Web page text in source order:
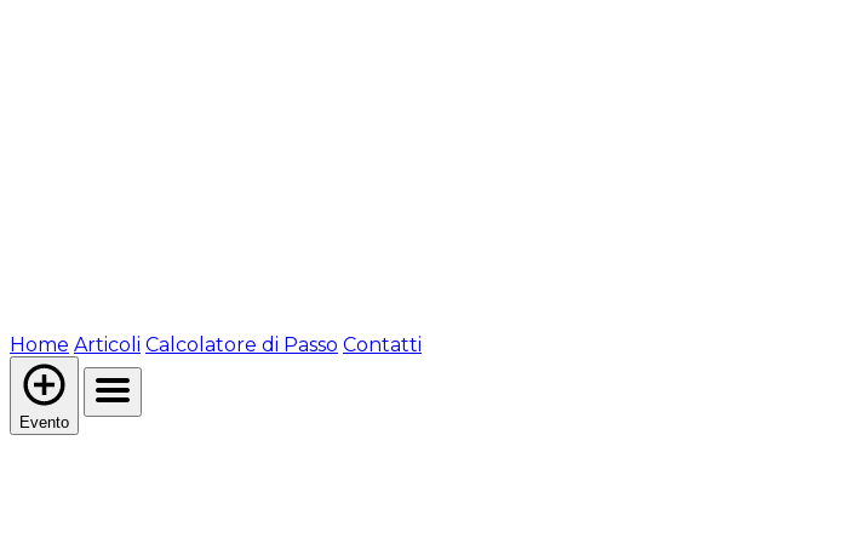
Home Articoli Calcolatore di Passo Contatti
Evento